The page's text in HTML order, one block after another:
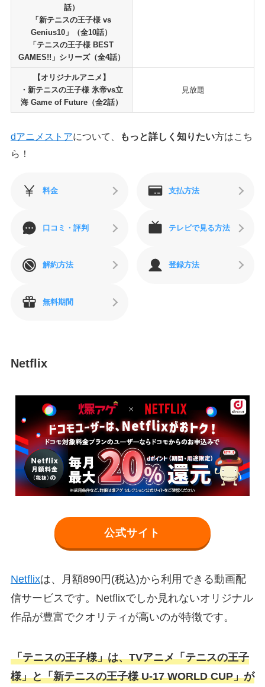
話）
「新テニスの王子様 vs
Genius10」（全10話）
「テニスの王子様 BEST
GAMES!!」シリーズ（全4話）
【オリジナルアニメ】
・新テニスの王子様 氷帝vs立
海 Game of Future（全2話）
見放題
dアニメストアについて、 もっと詳しく知りたい方はこち
ら！
料金 支払方法
口コミ・評判 テレビで見る方法
解約方法 登録方法
無料期間
Netflix
公式サイト
Netflixは、月額890円(税込)から利用できる動画配
信サービスです。Netflixでしか見れないオリジナル
作品が豊富でクオリティが高いのが特徴です。
「テニスの王子様」は、TVアニメ「テニスの王子
様」と「新テニスの王子様 U-17 WORLD CUP」が